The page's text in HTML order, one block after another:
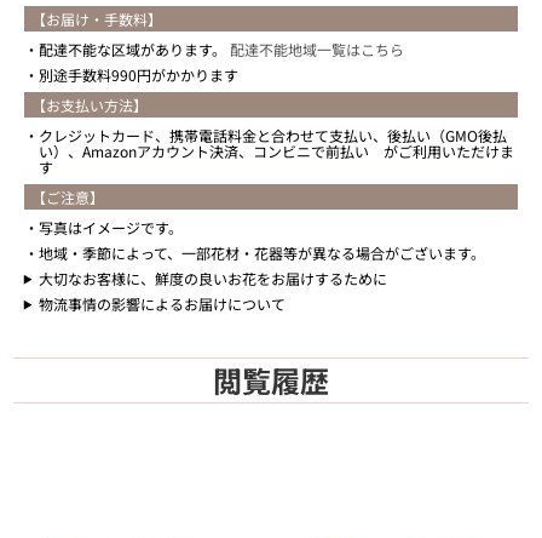
【お届け・手数料】
配達不能な区域があります。 配達不能地域一覧はこちら
別途手数料990円がかかります
【お支払い方法】
クレジットカード、携帯電話料金と合わせて支払い、後払い（GMO後払
い）、Amazonアカウント決済、コンビニで前払い がご利用いただけま
す
【ご注意】
写真はイメージです。
地域・季節によって、一部花材・花器等が異なる場合がございます。
大切なお客様に、鮮度の良いお花をお届けするために
物流事情の影響によるお届けについて
閲覧履歴